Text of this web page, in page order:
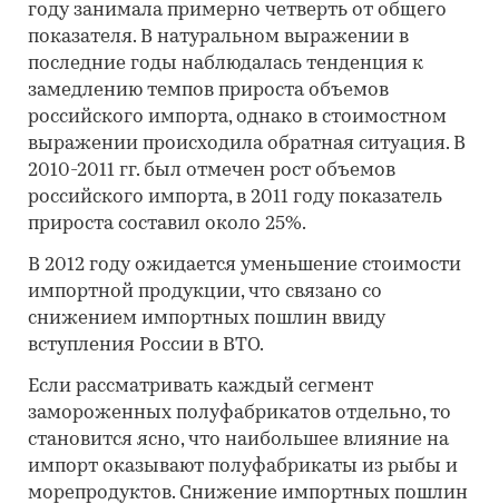
году занимала примерно четверть от общего
показателя. В натуральном выражении в
последние годы наблюдалась тенденция к
замедлению темпов прироста объемов
российского импорта, однако в стоимостном
выражении происходила обратная ситуация. В
2010-2011 гг. был отмечен рост объемов
российского импорта, в 2011 году показатель
прироста составил около 25%.
В 2012 году ожидается уменьшение стоимости
импортной продукции, что связано со
снижением импортных пошлин ввиду
вступления России в ВТО.
Если рассматривать каждый сегмент
замороженных полуфабрикатов отдельно, то
становится ясно, что наибольшее влияние на
импорт оказывают полуфабрикаты из рыбы и
морепродуктов. Снижение импортных пошлин